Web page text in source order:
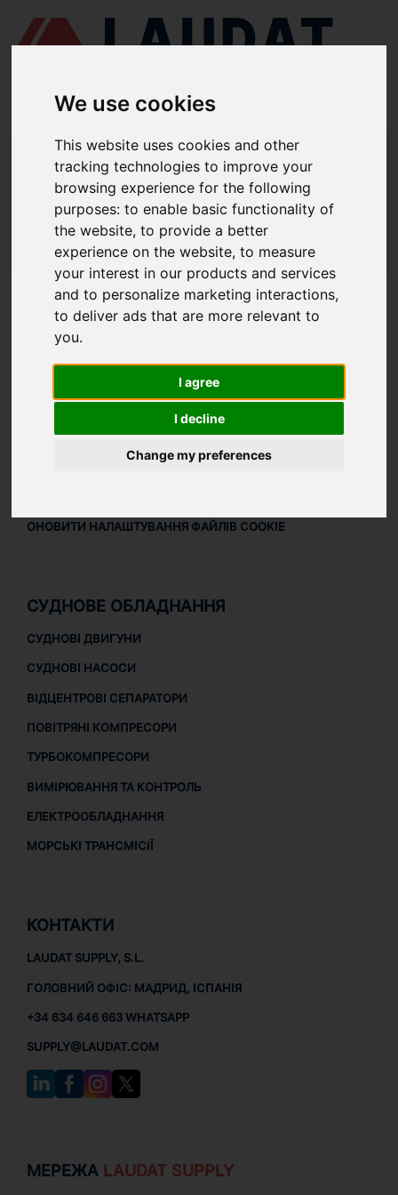
We use cookies
This website uses cookies and other
tracking technologies to improve your
browsing experience for the following
purposes:to enable basic functionality of
the website,to provide a better
experience on the website,to measure
your interest in our products and services
and to personalize marketing interactions,
to deliver ads that are more relevant to
you.
I agree
I decline
Change my preferences
LAUDAT SUPPLY/ТУРБОКОМПРЕСОРИ / NAPIER - NT1-12
LAUDAT SUPPLY - ЗАПЧАСТИНИ ДЛЯ
NAPIER NT1-12
LAUDAT SUPPLY /ТУРБОКОМПРЕСОРИ/ NAPIER - NT1-12
ПРО НАС
ПРО НАС
ПРАВОВА ІНФОРМАЦІЯ
ПРАВОВА ІНФОРМАЦІЯ
ПОЛІТИКА КОНФІДЕНЦІЙНОСТІ
ОНОВИТИ НАЛАШТУВАННЯ ФАЙЛІВ COOKIE
СУДНОВЕ ОБЛАДНАННЯ
СУДНОВІ ДВИГУНИ
СУДНОВІ НАСОСИ
ВІДЦЕНТРОВІ СЕПАРАТОРИ
ПОВІТРЯНІ КОМПРЕСОРИ
ТУРБОКОМПРЕСОРИ
ВИМІРЮВАННЯ ТА КОНТРОЛЬ
ЕЛЕКТРООБЛАДНАННЯ
МОРСЬКІ ТРАНСМІСІЇ
КОНТАКТИ
LAUDAT SUPPLY, S.L.
ГОЛОВНИЙ ОФІС: МАДРИД, ІСПАНІЯ
+34 634 646 663 WHATSAPP
SUPPLY@LAUDAT.COM
МЕРЕЖА LAUDAT SUPPLY